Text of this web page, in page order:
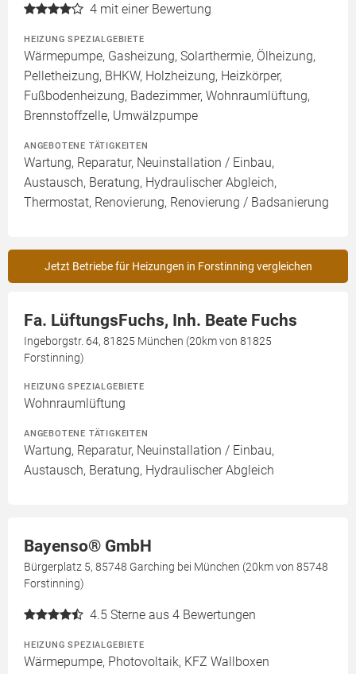
4 mit einer Bewertung
HEIZUNG SPEZIALGEBIETE
Wärmepumpe, Gasheizung, Solarthermie, Ölheizung,
Pelletheizung, BHKW, Holzheizung, Heizkörper,
Fußbodenheizung, Badezimmer, Wohnraumlüftung,
Brennstoffzelle, Umwälzpumpe
ANGEBOTENE TÄTIGKEITEN
Wartung, Reparatur, Neuinstallation / Einbau,
Austausch, Beratung, Hydraulischer Abgleich,
Thermostat, Renovierung, Renovierung / Badsanierung
Jetzt Betriebe für Heizungen in Forstinning vergleichen
Fa. LüftungsFuchs, Inh. Beate Fuchs
Ingeborgstr. 64, 81825 München (20km von 81825
Forstinning)
HEIZUNG SPEZIALGEBIETE
Wohnraumlüftung
ANGEBOTENE TÄTIGKEITEN
Wartung, Reparatur, Neuinstallation / Einbau,
Austausch, Beratung, Hydraulischer Abgleich
Bayenso® GmbH
Bürgerplatz 5, 85748 Garching bei München (20km von 85748
Forstinning)
4.5 Sterne aus 4 Bewertungen
HEIZUNG SPEZIALGEBIETE
Wärmepumpe, Photovoltaik, KFZ Wallboxen